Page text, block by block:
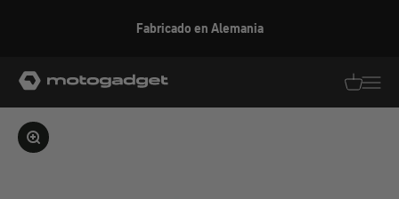
Fabricado en Alemania
motogadget GmbH
Ampliar la imagen